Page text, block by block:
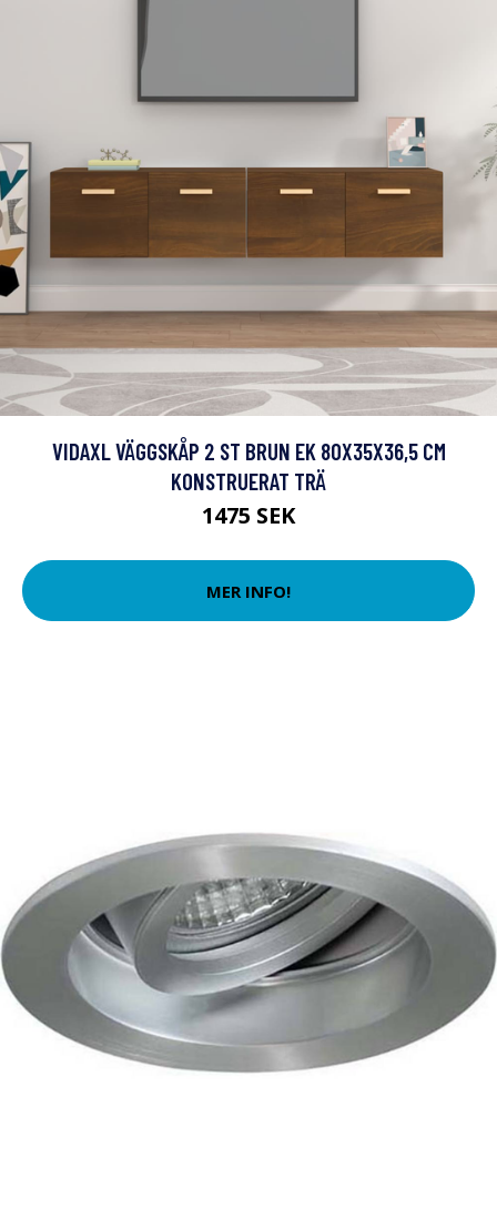
VIDAXL VÄGGSKÅP 2 ST BRUN EK 80X35X36,5 CM
KONSTRUERAT TRÄ
1475 SEK
MER INFO!